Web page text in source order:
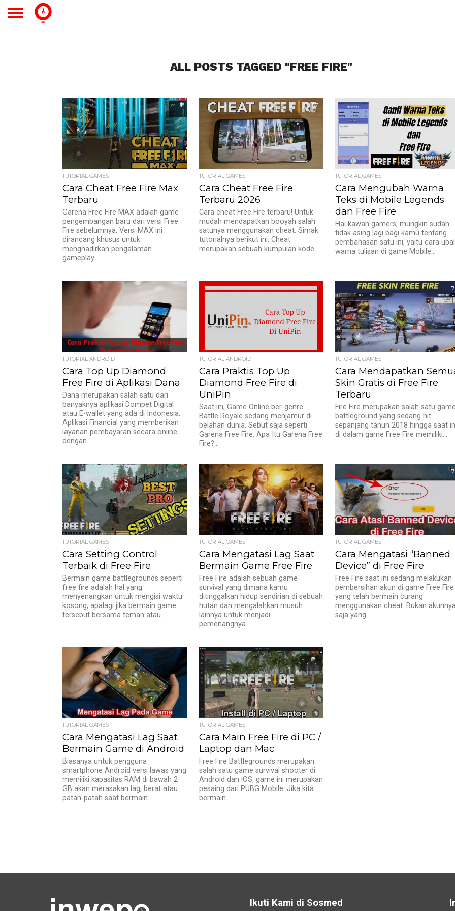
ALL POSTS TAGGED "FREE FIRE"
1
TUTORIAL GAMES
Cara Cheat Free Fire Max
Terbaru
Garena Free Fire MAX adalah game
pengembangan baru dari versi Free
Fire sebelumnya. Versi MAX ini
dirancang khusus untuk
menghadirkan pengalaman
gameplay...
57
TUTORIAL GAMES
Cara Cheat Free Fire
Terbaru 2026
Cara cheat Free Fire terbaru! Untuk
mudah mendapatkan booyah salah
satunya menggunakan cheat. Simak
tutorialnya berikut ini. Cheat
merupakan sebuah kumpulan kode...
TUTORIAL GAMES
Cara Mengubah Warna
Teks di Mobile Legends
dan Free Fire
Hai kawan gamers, mungkin sudah
tidak asing lagi bagi kamu tentang
pembahasan satu ini, yaitu cara
warna tulisan di game Mobile...
TUTORIAL ANDROID
Cara Top Up Diamond
Free Fire di Aplikasi Dana
Dana merupakan salah satu dari
banyaknya aplikasi Dompet Digital
atau E-wallet yang ada di Indonesia.
Aplikasi Financial yang memberikan
layanan pembayaran secara online
dengan...
TUTORIAL ANDROID
Cara Praktis Top Up
Diamond Free Fire di
UniPin
Saat ini, Game Online ber-genre
Battle Royale sedang menjamur di
belahan dunia. Sebut saja seperti
Garena Free Fire. Apa Itu Garena Free
Fire?...
7
TUTORIAL GAMES
Cara Mendapatkan
Skin Gratis di Free Fire
Terbaru
Fire Fire merupakan salah satu
battleground yang sedang hit
sepanjang tahun 2018 hingga saat
di dalam game Free Fire memiliki...
TUTORIAL GAMES
Cara Setting Control
Terbaik di Free Fire
Bermain game battlegrounds seperti
free fire adalah hal yang
menyenangkan untuk mengisi waktu
kosong, apalagi jika bermain game
tersebut bersama teman atau...
TUTORIAL GAMES
Cara Mengatasi Lag Saat
Bermain Game Free Fire
Free Fire adalah sebuah game
survival yang dimana kamu
ditinggalkan hidup sendirian di sebuah
hutan dan mengalahkan musuh
lainnya untuk menjadi
pemenangnya....
7
TUTORIAL GAMES
Cara Mengatasi “Banned
Device” di Free Fire
Free Fire saat ini sedang melakukan
pembersihan akun di game Free Fire
yang telah bermain curang
menggunakan cheat. Bukan
saja yang...
TUTORIAL GAMES
Cara Mengatasi Lag Saat
Bermain Game di Android
Biasanya untuk pengguna
smartphone Android versi lawas yang
memiliki kapasitas RAM di bawah 2
GB akan merasakan lag, berat atau
patah-patah saat bermain...
TUTORIAL GAMES
Cara Main Free Fire di PC /
Laptop dan Mac
Free Fire Battlegrounds merupakan
salah satu game survival shooter di
Android dan iOS, game ini merupakan
pesaing dari PUBG Mobile. Jika kita
bermain...
Ikuti Kami di Sosmed